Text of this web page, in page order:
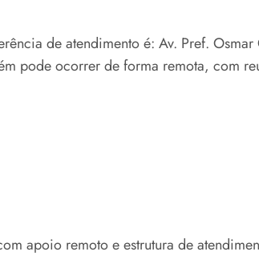
de atendimento é: Av. Pref.
pode ocorrer de forma remota, com
apoio remoto e estrutura de